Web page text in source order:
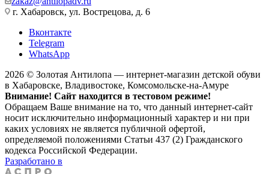
г. Хабаровск, ул. Вострецова, д. 6
Вконтакте
Telegram
WhatsApp
2026 © Золотая Антилопа — интернет-магазин детской обуви
в Хабаровске, Владивостоке, Комсомольске-на-Амуре
Внимание! Сайт находится в тестовом режиме!
Обращаем Ваше внимание на то, что данный интернет-сайт
носит исключительно информационный характер и ни при
каких условиях не является публичной офертой,
определяемой положениями Статьи 437 (2) Гражданского
кодекса Российской Федерации.
Разработано в